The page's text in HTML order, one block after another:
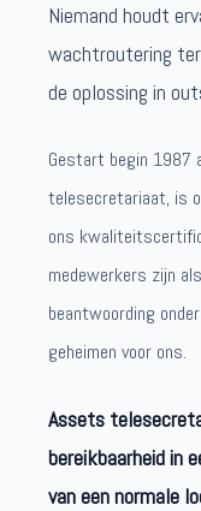
Niemand houdt
wachtroutering
de oplossing in
Gestart begin 1987
telesecretariaat, is
ons
medewerkers zijn
beantwoording
geheimen voor ons.
Assets
bereikbaarheid in
van een normale